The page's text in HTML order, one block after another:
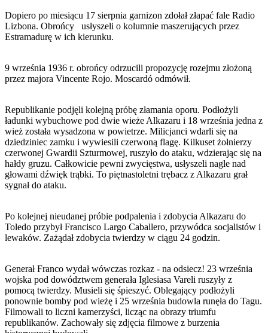
Dopiero po miesiącu 17 sierpnia garnizon zdołał złapać fale Radio
Lizbona. Obrońcy usłyszeli o kolumnie maszerujących przez
Estramadurę w ich kierunku.
9 września 1936 r. obrońcy odrzucili propozycję rozejmu złożoną
przez majora Vincente Rojo. Moscardó odmówił.
Republikanie podjęli kolejną próbę złamania oporu. Podłożyli
ładunki wybuchowe pod dwie wieże Alkazaru i 18 września jedna z
wież została wysadzona w powietrze. Milicjanci wdarli się na
dziedziniec zamku i wywiesili czerwoną flagę. Kilkuset żołnierzy
czerwonej Gwardii Szturmowej, ruszyło do ataku, wdzierając się na
hałdy gruzu. Całkowicie pewni zwycięstwa, usłyszeli nagle nad
głowami dźwięk trąbki. To piętnastoletni trębacz z Alkazaru grał
sygnał do ataku.
Po kolejnej nieudanej próbie podpalenia i zdobycia Alkazaru do
Toledo przybył Francisco Largo Caballero, przywódca socjalistów i
lewaków. Zażądał zdobycia twierdzy w ciągu 24 godzin.
Generał Franco wydał wówczas rozkaz - na odsiecz! 23 września
wojska pod dowództwem generała Iglesiasa Vareli ruszyły z
pomocą twierdzy. Musieli się śpieszyć. Oblegający podłożyli
ponownie bomby pod wieżę i 25 września budowla runęła do Tagu.
Filmowali to liczni kamerzyści, licząc na obrazy triumfu
republikanów. Zachowały się zdjęcia filmowe z burzenia